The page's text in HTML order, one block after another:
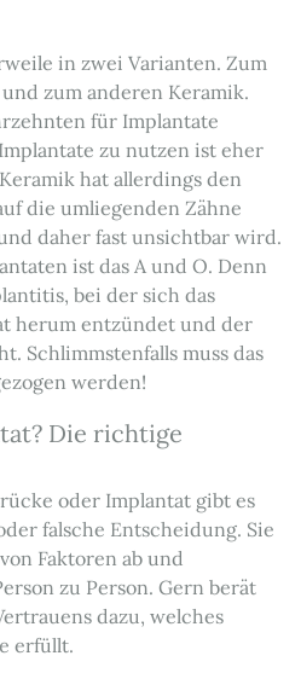
in zwei Varianten. Zum
zum anderen Keramik.
für Implantate
zu nutzen ist eher
hat allerdings den
die umliegenden Zähne
daher fast unsichtbar wird.
ist das A und O. Denn
bei der sich das
herum entzündet und der
Schlimmstenfalls muss das
werden!
Die richtige
oder Implantat gibt es
falsche Entscheidung. Sie
Faktoren ab und
zu Person. Gern berät
dazu, welches
erfüllt.